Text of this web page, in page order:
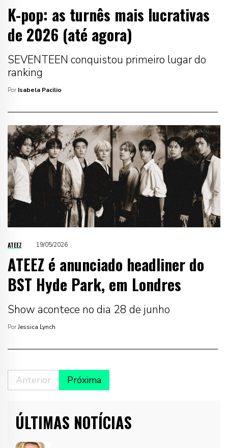
K-pop: as turnês mais lucrativas
de 2026 (até agora)
SEVENTEEN conquistou primeiro lugar do
ranking
Por Isabela Pacilio
ATEEZ 19/05/2026
ATEEZ é anunciado headliner do
BST Hyde Park, em Londres
Show acontece no dia 28 de junho
PorJessica Lynch
Anterior Próxima
ÚLTIMAS NOTÍCIAS